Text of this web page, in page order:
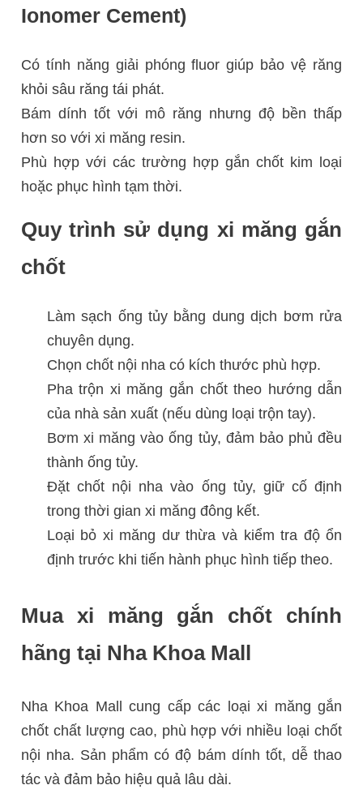
Ionomer Cement)
Có tính năng giải phóng fluor giúp bảo vệ răng
khỏi sâu răng tái phát.
Bám dính tốt với mô răng nhưng độ bền thấp
hơn so với xi măng resin.
Phù hợp với các trường hợp gắn chốt kim loại
hoặc phục hình tạm thời.
Quy trình sử dụng xi măng gắn
chốt
Làm sạch ống tủy bằng dung dịch bơm rửa
chuyên dụng.
Chọn chốt nội nha có kích thước phù hợp.
Pha trộn xi măng gắn chốt theo hướng dẫn
của nhà sản xuất (nếu dùng loại trộn tay).
Bơm xi măng vào ống tủy, đảm bảo phủ đều
thành ống tủy.
Đặt chốt nội nha vào ống tủy, giữ cố định
trong thời gian xi măng đông kết.
Loại bỏ xi măng dư thừa và kiểm tra độ ổn
định trước khi tiến hành phục hình tiếp theo.
Mua xi măng gắn chốt chính
hãng tại Nha Khoa Mall
Nha Khoa Mall cung cấp các loại xi măng gắn
chốt chất lượng cao, phù hợp với nhiều loại chốt
nội nha. Sản phẩm có độ bám dính tốt, dễ thao
tác và đảm bảo hiệu quả lâu dài.